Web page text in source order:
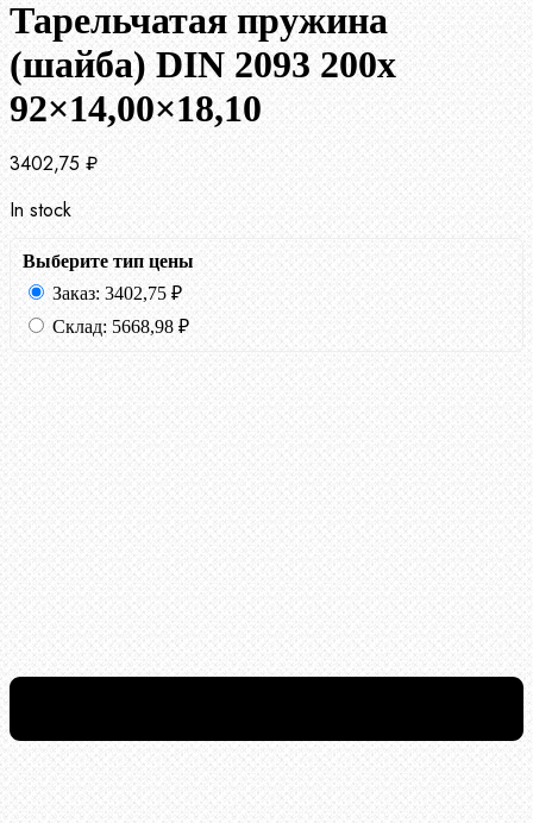
Тарельчатая пружина
(шайба) DIN 2093 200x
92×14,00×18,10
3402,75 ₽
In stock
Выберите тип цены
Заказ: 3402,75 ₽
Склад: 5668,98 ₽